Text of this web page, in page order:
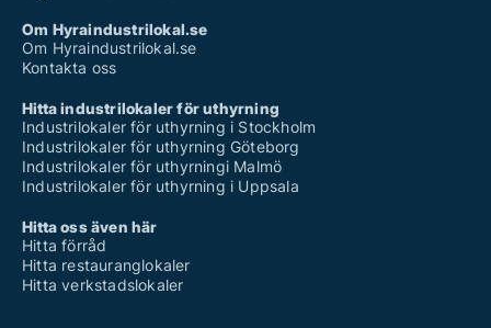
Om Hyraindustrilokal.se
Om Hyraindustrilokal.se
Kontakta oss
Hitta industrilokaler för uthyrning
Industrilokaler för uthyrning i Stockholm
Industrilokaler för uthyrning Göteborg
Industrilokaler för uthyrningi Malmö
Industrilokaler för uthyrning i Uppsala
Hitta oss även här
Hitta förråd
Hitta restauranglokaler
Hitta verkstadslokaler